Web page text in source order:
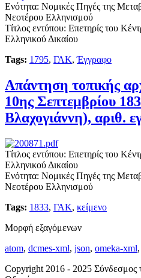
Ενότητα: Νομικές Πηγές της
Νεοτέρου Ελληνισμού
Τίτλος εντύπου: Επετηρίς του
Ελληνικού Δικαίου
Tags: 1795, ΓΑΚ,Έγγραφο
Απάντηση τοπικής
10ης Σεπτεμβρίου
Βλαχογιάννη), αριθ.
Τίτλος εντύπου: Επετηρίς του
Ελληνικού Δικαίου
Ενότητα: Νομικές Πηγές της
Νεοτέρου Ελληνισμού
Tags: 1833, ΓΑΚ, κείμενο
Μορφή εξαγόμενων
atom, dcmes-xml, json, omeka-xml,
Copyright 2016 - 2025